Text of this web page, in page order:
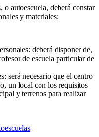
o autoescuela, deberá constar
y materiales:
deberá disponer de,
de escuela particular de
será necesario que el centro
un local con los requisitos
y terrenos para realizar